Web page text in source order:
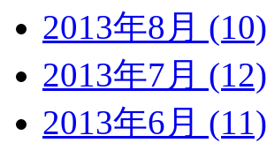
2013年8月 (10)
2013年7月 (12)
2013年6月 (11)